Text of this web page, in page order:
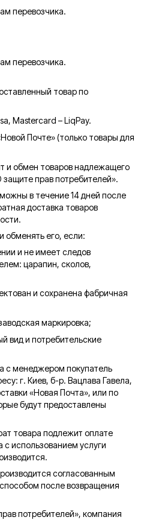
перевозчика.
перевозчика.
товар по
Mastercard – LiqPay.
Почте» (только товары для
и обмен товаров надлежащего
защите прав потребителей».
в течение 14 дней после
доставка товаров
обменять его, если:
и не имеет следов
царапин, сколов,
и сохранена фабричная
маркировка;
вид и потребительские
с менеджером покупатель
г. Киев, б-р. Вацлава Гавела,
«Новая Почта», или по
будут предоставлены
товара подлежит оплате
с использованием услуги
согласованным
после возвращения
потребителей», компания